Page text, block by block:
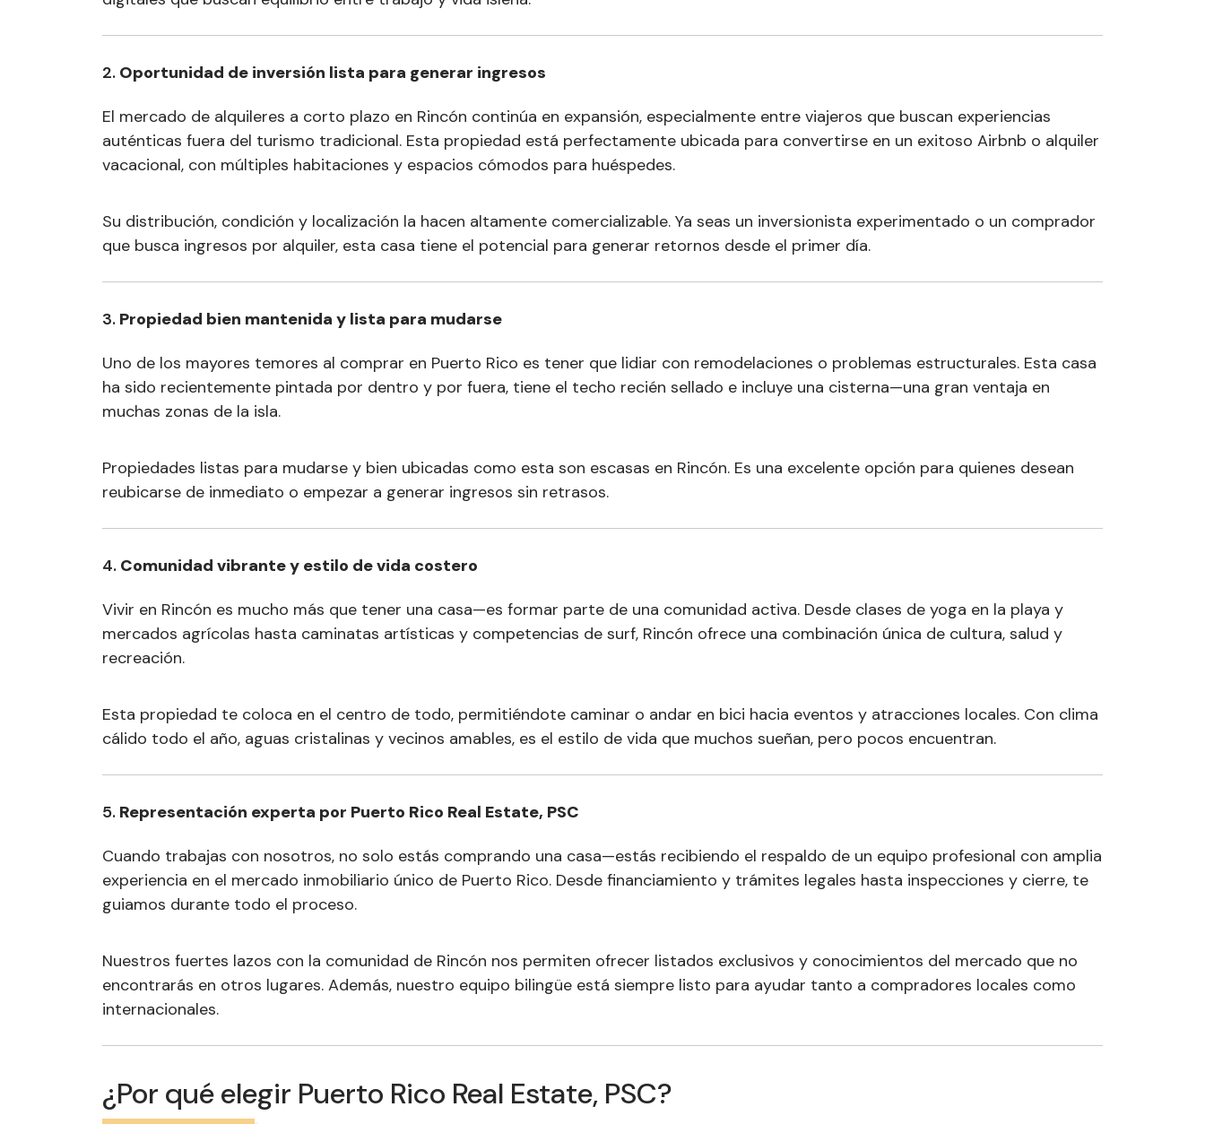
2. Oportunidad de inversión lista para generar ingresos
El mercado de alquileres a corto plazo en Rincón continúa en expansión, especialmente entre viajeros que buscan experiencias
auténticas fuera del turismo tradicional. Esta propiedad está perfectamente ubicada para convertirse en un exitoso Airbnb o alquiler
vacacional, con múltiples habitaciones y espacios cómodos para huéspedes.
Su distribución, condición y localización la hacen altamente comercializable. Ya seas un inversionista experimentado o un comprador
que busca ingresos por alquiler, esta casa tiene el potencial para generar retornos desde el primer día.
3. Propiedad bien mantenida y lista para mudarse
Uno de los mayores temores al comprar en Puerto Rico es tener que lidiar con remodelaciones o problemas estructurales. Esta casa
ha sido recientemente pintada por dentro y por fuera, tiene el techo recién sellado e incluye una cisterna—una gran ventaja en
muchas zonas de la isla.
Propiedades listas para mudarse y bien ubicadas como esta son escasas en Rincón. Es una excelente opción para quienes desean
reubicarse de inmediato o empezar a generar ingresos sin retrasos.
4. Comunidad vibrante y estilo de vida costero
Vivir en Rincón es mucho más que tener una casa—es formar parte de una comunidad activa. Desde clases de yoga en la playa y
mercados agrícolas hasta caminatas artísticas y competencias de surf, Rincón ofrece una combinación única de cultura, salud y
recreación.
Esta propiedad te coloca en el centro de todo, permitiéndote caminar o andar en bici hacia eventos y atracciones locales. Con clima
cálido todo el año, aguas cristalinas y vecinos amables, es el estilo de vida que muchos sueñan, pero pocos encuentran.
5. Representación experta por Puerto Rico Real Estate, PSC
Cuando trabajas con nosotros, no solo estás comprando una casa—estás recibiendo el respaldo de un equipo profesional con amplia
experiencia en el mercado inmobiliario único de Puerto Rico. Desde financiamiento y trámites legales hasta inspecciones y cierre, te
guiamos durante todo el proceso.
Nuestros fuertes lazos con la comunidad de Rincón nos permiten ofrecer listados exclusivos y conocimientos del mercado que no
encontrarás en otros lugares. Además, nuestro equipo bilingüe está siempre listo para ayudar tanto a compradores locales como
internacionales.
¿Por qué elegir Puerto Rico Real Estate, PSC?